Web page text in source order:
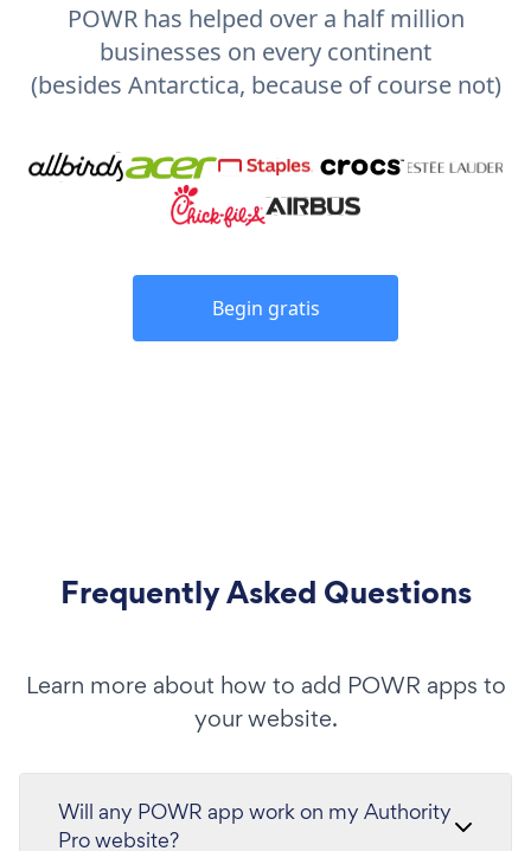
POWR has helped over a half million
businesses on every continent
(besides Antarctica, because of course not)
Begin gratis
Frequently Asked Questions
Learn more about how to add POWR apps to
your website.
Will any POWR app work on my Authority
Pro website?